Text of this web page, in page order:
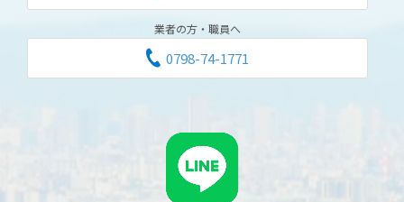
業者の方・職員へ
0798-74-1771